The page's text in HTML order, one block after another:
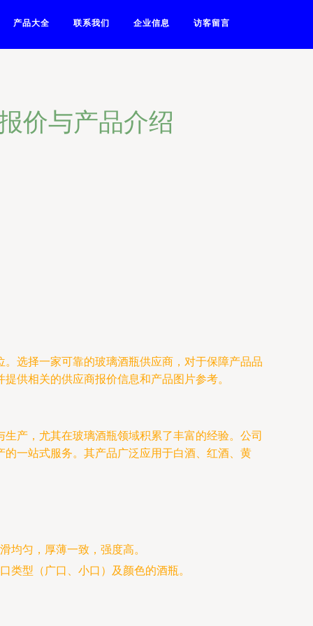
产品大全 联系我们 企业信息 访客留言
价与产品介绍
选择一家可靠的玻璃酒瓶供应商，对于保障产品品
供相关的供应商报价信息和产品图片参考。
产，尤其在玻璃酒瓶领域积累了丰富的经验。公司
一站式服务。其产品广泛应用于白酒、红酒、黄
均匀，厚薄一致，强度高。
类型（广口、小口）及颜色的酒瓶。